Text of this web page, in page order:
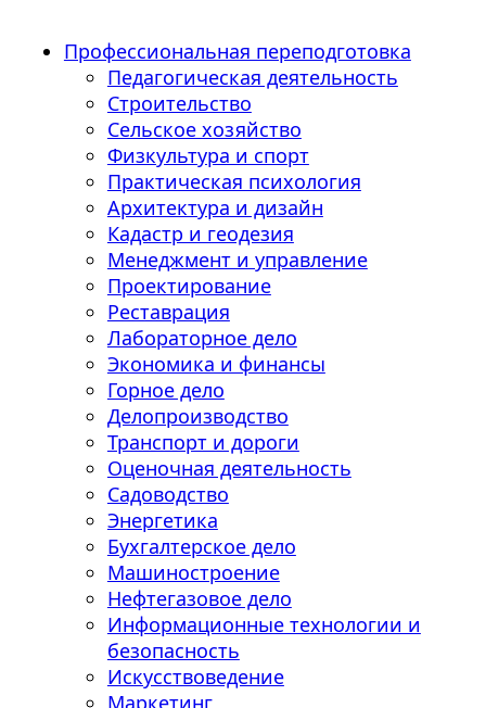
Профессиональная переподготовка
Педагогическая деятельность
Строительство
Сельское хозяйство
Физкультура и спорт
Практическая психология
Архитектура и дизайн
Кадастр и геодезия
Менеджмент и управление
Проектирование
Реставрация
Лабораторное дело
Экономика и финансы
Горное дело
Делопроизводство
Транспорт и дороги
Оценочная деятельность
Садоводство
Энергетика
Бухгалтерское дело
Машиностроение
Нефтегазовое дело
Информационные технологии и
безопасность
Искусствоведение
Маркетинг